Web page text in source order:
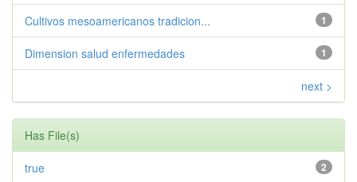
1
Cultivos mesoamericanos tradicion...
1
Dimension salud enfermedades
next >
Has File(s)
2
true